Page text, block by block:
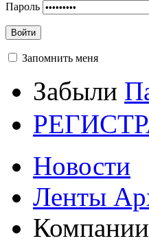
Пароль
Войти
Запомнить меня
Забыли
Новости
Ленты
Компании